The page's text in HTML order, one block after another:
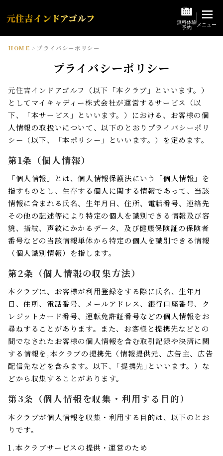
元住吉インドアゴルフ
無料体験
予約
メニュー
HOME > プライバシーポリシー
プライバシーポリシー
元住吉インドアゴルフ（以下「本クラブ」といいます。）
としてマイキャディー株式会社が運営するサービス（以
下、「本サービス」といいます。）における、お客様の個
人情報の取扱いについて、以下のとおりプライバシーポリ
シー（以下、「本ポリシー」といいます。）を定めます。
第1条（個人情報）
「個人情報」とは、個人情報保護法にいう「個人情報」を
指すものとし、生存する個人に関する情報であって、当該
情報に含まれる氏名、生年月日、住所、電話番号、連絡先
その他の記述等により特定の個人を識別できる情報及び容
貌、指紋、声紋にかかるデータ、及び健康保険証の保険者
番号などの当該情報単体から特定の個人を識別できる情報
（個人識別情報）を指します。
第2条（個人情報の収集方法）
本クラブは、お客様が利用登録をする際に氏名、生年月
日、住所、電話番号、メールアドレス、銀行口座番号、ク
レジットカード番号、運転免許証番号などの個人情報をお
尋ねすることがあります。また、お客様と提携先などとの
間でなされたお客様の個人情報を含む取引記録や決済に関
する情報を,本クラブの提携先（情報提供元、広告主、広告
配信先などを含みます。以下、｢提携先｣といいます。）な
どから収集することがあります。
第3条（個人情報を収集・利用する目的）
本クラブが個人情報を収集・利用する目的は、以下のとお
りです。
1.本クラブサービスの提供・運営のため